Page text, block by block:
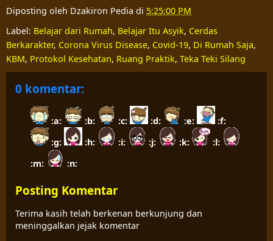
Diposting oleh Dzakiron Pedia di 5:25:00 PM
Label: Belajar dari Rumah, Belajar Itu Asyik, Cerdas
Berkarakter, Corona Virus Disease, Covid-19, Di Rumah Saja,
KBM, Protokol Kesehatan, Ruang Praktik, Teka Teki Silang
0 komentar:
:a: :b: :c: :d: :e:
:f:
:g:
:h: :i: :j: :k:
:l:
:m:
:n:
Posting Komentar
Terima kasih telah berkenan berkunjung dan
meninggalkan jejak komentar